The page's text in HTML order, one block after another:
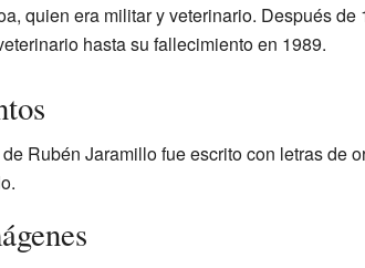
quien era militar y veterinario. Después
hasta su fallecimiento en 1989.
Rubén Jaramillo fue escrito con letras de